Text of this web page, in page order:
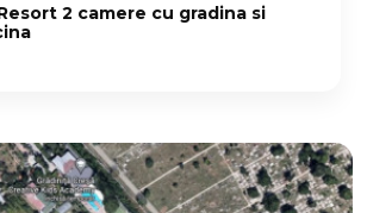
2 camere cu gradina si